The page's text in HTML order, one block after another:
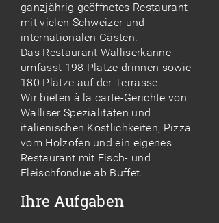
ganzjährig geöffnetes Restaurant
mit vielen Schweizer und
internationalen Gästen.
Das Restaurant Walliserkanne
umfasst 198 Plätze drinnen sowie
180 Plätze auf der Terrasse.
Wir bieten à la carte-Gerichte von
Walliser Spezialitäten und
italienischen Köstlichkeiten, Pizza
vom Holzofen und ein eigenes
Restaurant mit Fisch- und
Fleischfondue ab Buffet.
Ihre Aufgaben